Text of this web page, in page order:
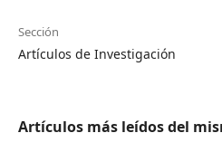
Sección
Artículos de Investigación
Artículos más leídos del